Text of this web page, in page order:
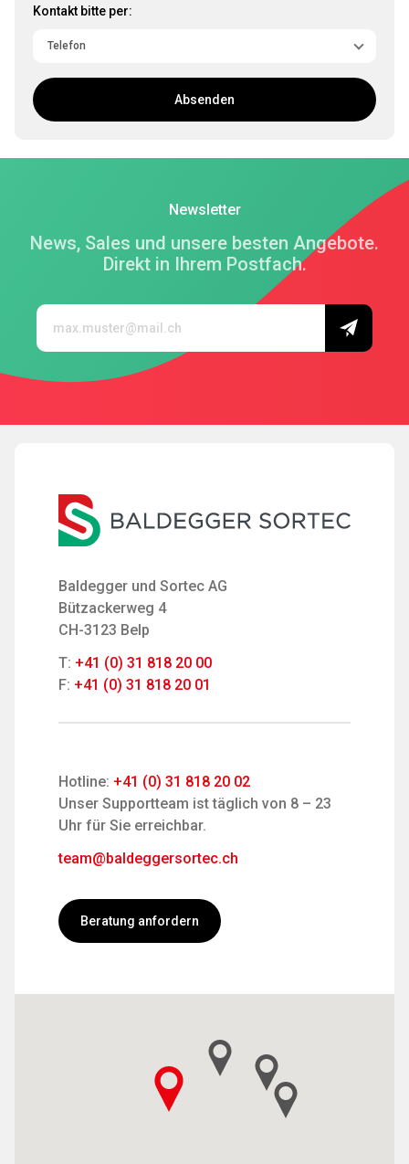
Kontakt bitte per:
Absenden
Newsletter
News, Sales und unsere besten Angebote.
Direkt in Ihrem Postfach.
Baldegger und Sortec AG
Bützackerweg 4
CH-3123 Belp
T: +41 (0) 31 818 20 00
F: +41 (0) 31 818 20 01
Hotline: +41 (0) 31 818 20 02
Unser Supportteam ist täglich von 8 – 23
Uhr für Sie erreichbar.
team@baldeggersortec.ch
Beratung anfordern